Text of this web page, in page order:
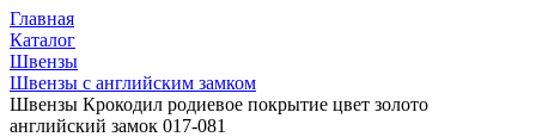
Главная
Каталог
Швензы
Швензы с английским замком
Швензы Крокодил родиевое покрытие цвет золото
английский замок 017-081